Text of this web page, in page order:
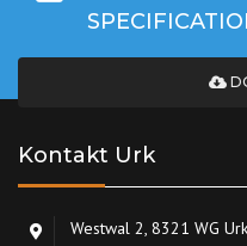
Kontakt Urk
Westwal 2, 8321 WG